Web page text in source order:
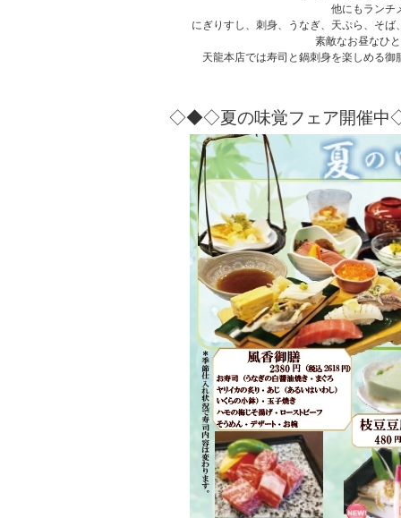
他にもランチ
にぎりすし、刺身、うなぎ、天ぷら、そ
素敵なお昼なひ
天龍本店では寿司と鍋刺身を楽しめる
◇◆◇夏の味覚フェア開催中